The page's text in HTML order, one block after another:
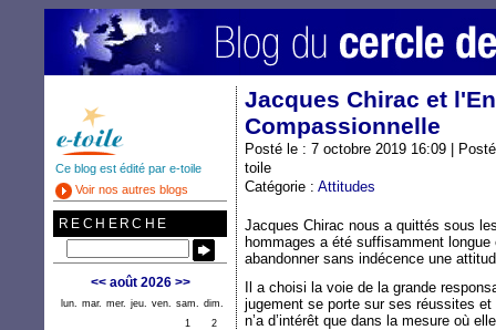
Jacques Chirac et
Compassionnelle
Posté le : 7 octobre 2019 16:09 |
toile
Catégorie : Attitudes
Jacques Chirac nous a quittés sous
hommages a été suffisamment
abandonner sans indécence une
Il a choisi la voie de la grande
jugement se porte sur ses réussites
n’a d’intérêt que dans la mesure où
Ce blog est édité par e-toile
Voir nos autres blogs
RECHERCHE
<< août 2026 >>
lun. mar. mer. jeu. ven. sam.
dim.
1
2